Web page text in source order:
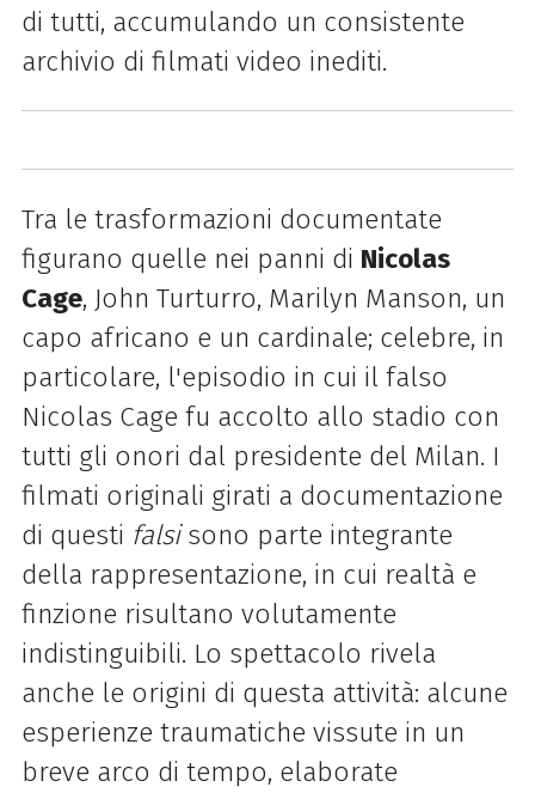
di tutti, accumulando un consistente
archivio di filmati video inediti.
Tra le trasformazioni documentate
figurano quelle nei panni di Nicolas
Cage, John Turturro, Marilyn Manson, un
capo africano e un cardinale; celebre, in
particolare, l'episodio in cui il falso
Nicolas Cage fu accolto allo stadio con
tutti gli onori dal presidente del Milan. I
filmati originali girati a documentazione
di questi falsisono parte integrante
della rappresentazione, in cui realtà e
finzione risultano volutamente
indistinguibili. Lo spettacolo rivela
anche le origini di questa attività: alcune
esperienze traumatiche vissute in un
breve arco di tempo, elaborate